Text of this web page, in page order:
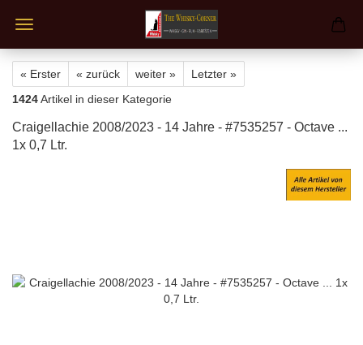
« Erster « zurück weiter »
Letzter »
1424Artikel in dieser Kategorie
Craigellachie 2008/2023 - 14 Jahre - #7535257 - Octave ...
1x 0,7 Ltr.